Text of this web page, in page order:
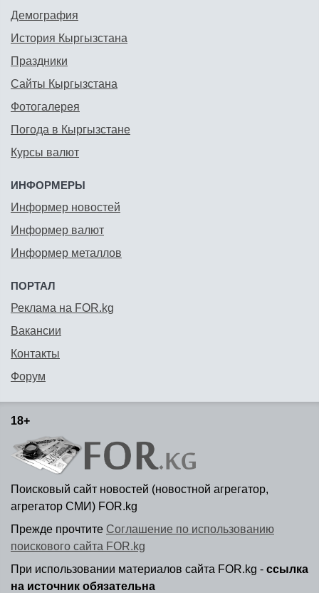
Демография
История Кыргызстана
Праздники
Сайты Кыргызстана
Фотогалерея
Погода в Кыргызстане
Курсы валют
ИНФОРМЕРЫ
Информер новостей
Информер валют
Информер металлов
ПОРТАЛ
Реклама на FOR.kg
Вакансии
Контакты
Форум
18+
Поисковый сайт новостей (новостной агрегатор,
агрегатор СМИ) FOR.kg
Прежде прочтите Соглашение по использованию
поискового сайта FOR.kg
При использовании материалов сайта FOR.kg - ссылка
на источник обязательна